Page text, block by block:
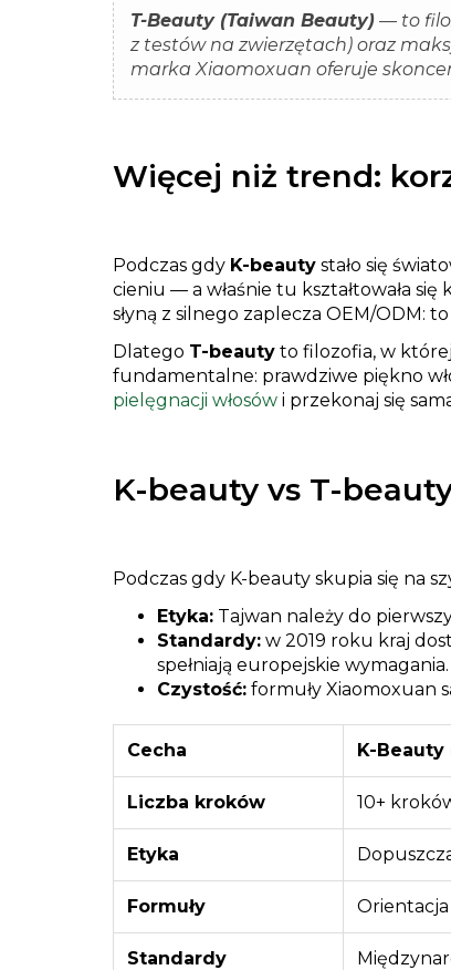
T-Beauty (Taiwan Beauty) — to
z testów na zwierzętach) oraz
marka Xiaomoxuan oferuje
Więcej niż trend:
Podczas gdy K-beauty stało się
cieniu — a właśnie tu kształtowała
słyną z silnego zaplecza OEM/ODM:
Dlatego T-beauty to filozofia, w
fundamentalne: prawdziwe piękno
pielęgnacji włosów i przekonaj się
K-beauty vs T-
Podczas gdy K-beauty skupia się na
Etyka: Tajwan należy do
Standardy: w 2019 roku kraj
spełniają europejskie wymagania.
Czystość: formuły Xiaomoxuan
Cecha K-Beauty
Liczba kroków 10+
Etyka
Formuły
Standardy